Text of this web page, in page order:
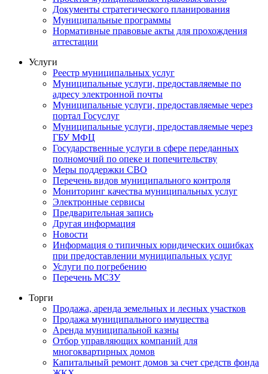
Документы стратегического планирования
Муниципальные программы
Нормативные правовые акты для прохождения
аттестации
Услуги
Реестр муниципальных услуг
Муниципальные услуги, предоставляемые по
адресу электронной почты
Муниципальные услуги, предоставляемые через
портал Госуслуг
Муниципальные услуги, предоставляемые через
ГБУ МФЦ
Государственные услуги в сфере переданных
полномочий по опеке и попечительству
Меры поддержки СВО
Перечень видов муниципального контроля
Мониторинг качества муниципальных услуг
Электронные сервисы
Предварительная запись
Другая информация
Новости
Информация о типичных юридических ошибках
при предоставлении муниципальных услуг
Услуги по погребению
Перечень МСЗУ
Торги
Продажа, аренда земельных и лесных участков
Продажа муниципального имущества
Аренда муниципальной казны
Отбор управляющих компаний для
многоквартирных домов
Капитальный ремонт домов за счет средств фонда